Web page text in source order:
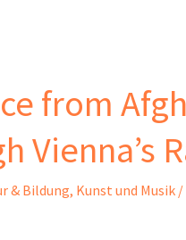
from
Vienna’s
& Bildung, Kunst und Musik/